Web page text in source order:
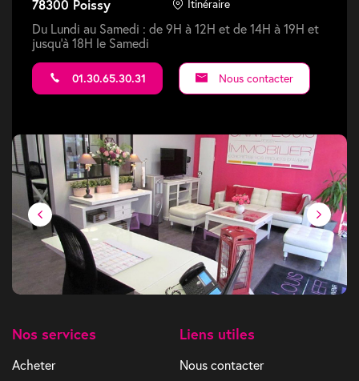
78300 Poissy
Itinéraire
Du Lundi au Samedi : de 9H à 12H et de 14H à 19H et
jusqu'à 18H le Samedi
01.30.65.30.31 Nous contacter
Nos services
Acheter
Liens utiles
Nous contacter